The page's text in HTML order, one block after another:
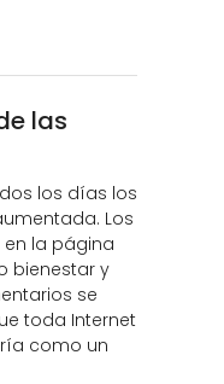
las
los días los
Los
la página
bienestar y
se
toda Internet
como un